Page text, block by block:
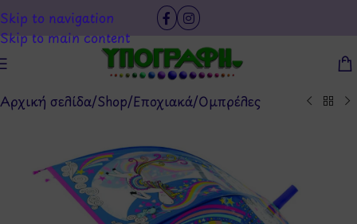
Skip to navigation
Skip to main content
Αρχική σελίδα/Shop/Εποχιακά/Ομπρέλες